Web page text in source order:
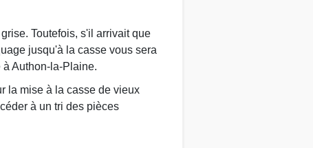
Toutefois, s'il arrivait que
jusqu'à la casse vous sera
Authon-la-Plaine.
la mise à la casse de vieux
à un tri des pièces